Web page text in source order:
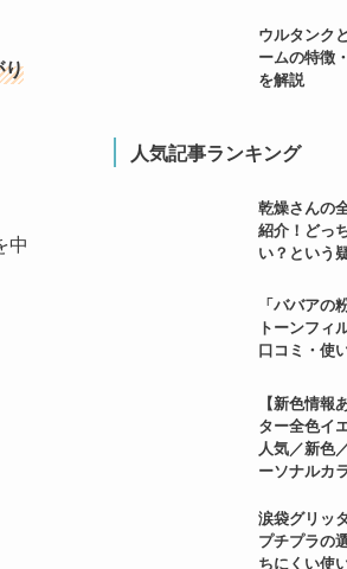
中
ウルタンク
ームの特徴
を解説
人気記事ランキング
乾燥さんの
紹介！どっ
い？という
「ババアの
トーンフィ
口コミ・使
【新色情報
ター全色イ
人気／新色
ーソナルカ
涙袋グリッ
プチプラの
ちにくい使